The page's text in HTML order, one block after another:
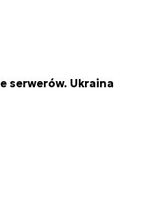
serwerów. Ukraina